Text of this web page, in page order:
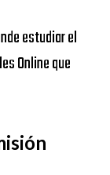
estudiar el
Online que